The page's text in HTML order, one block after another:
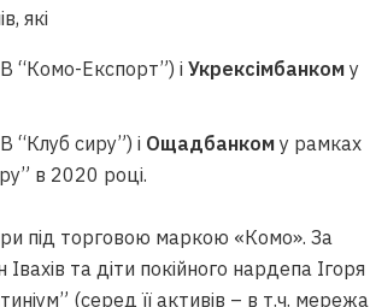
які
“Комо-Експорт”) і Укрексімбанком у
“Клуб сиру”) і Ощадбанком у рамках
в 2020 році.
під торговою маркою «Комо». За
та діти покійного нардепа Ігоря
(серед її активів – в т.ч. мережа